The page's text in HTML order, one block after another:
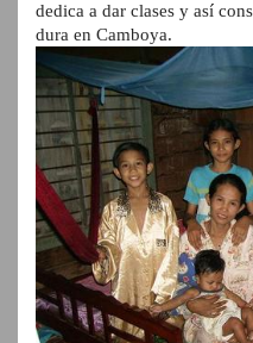
dedica a dar clases y así
dura en Camboya.